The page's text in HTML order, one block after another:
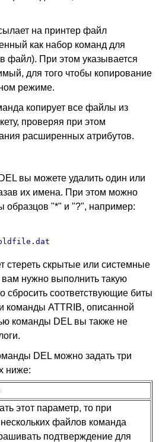
на принтер файл
как набор команд для
файл). При этом указывается
для того чтобы копирование
режиме.
копирует все файлы из
проверяя при этом
расширенных атрибутов.
вы можете удалить один или
их имена. При этом можно
образцов "*" и "?", например:
стереть скрытые или системные
нужно выполнить такую
сбросить соответствующие биты
команды ATTRIB, описанной
команды DEL вы также не
DEL можно задать три
ниже:
этот параметр, то при
файлов команда
подтверждение для